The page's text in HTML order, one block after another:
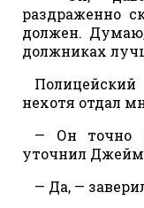
раздраженно
должен.
должниках
нехотя отдал
— Он точно
уточнил
— Да, —